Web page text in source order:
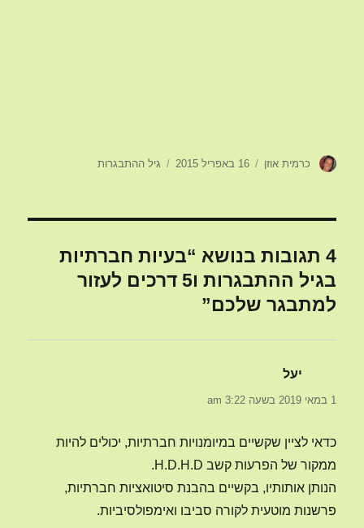
מחבר
כרמית אוזן
פורסם
16 באפריל 2015 קטגוריות
גיל ההתבגרות
4 תגובות בנושא “בעיות חברתיות
בגיל ההתבגרות ו5 דרכים לעזור
למתבגר שלכם”
יעל
1 במאי 2019 בשעה 3:22 am
כדאי לציין שקשיים במיומנויות חברתיות, יכולים להיות
ממקור של הפרעות קשב H.D.H.D.
הנותן אותותיו, בקשיים בהבנת סיטואציות חברתיות,
פרשנות מוטעית לקורה סביבו ואימפולסיביות.